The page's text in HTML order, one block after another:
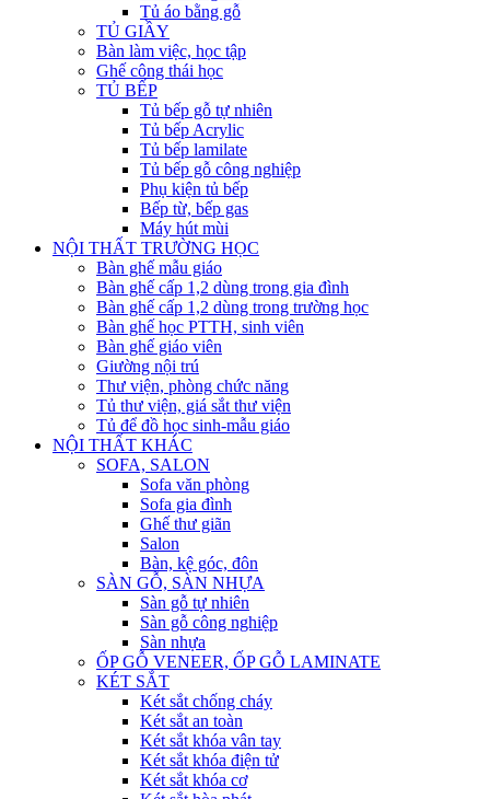
Tủ áo bằng gỗ
TỦ GIẦY
Bàn làm việc, học tập
Ghế công thái học
TỦ BẾP
Tủ bếp gỗ tự nhiên
Tủ bếp Acrylic
Tủ bếp lamilate
Tủ bếp gỗ công nghiệp
Phụ kiện tủ bếp
Bếp từ, bếp gas
Máy hút mùi
NỘI THẤT TRƯỜNG HỌC
Bàn ghế mẫu giáo
Bàn ghế cấp 1,2 dùng trong gia đình
Bàn ghế cấp 1,2 dùng trong trường học
Bàn ghế học PTTH, sinh viên
Bàn ghế giáo viên
Giường nội trú
Thư viện, phòng chức năng
Tủ thư viện, giá sắt thư viện
Tủ để đồ học sinh-mẫu giáo
NỘI THẤT KHÁC
SOFA, SALON
Sofa văn phòng
Sofa gia đình
Ghế thư giãn
Salon
Bàn, kệ góc, đôn
SÀN GỖ, SÀN NHỰA
Sàn gỗ tự nhiên
Sàn gỗ công nghiệp
Sàn nhựa
ỐP GỖ VENEER, ỐP GỖ LAMINATE
KÉT SẮT
Két sắt chống cháy
Két sắt an toàn
Két sắt khóa vân tay
Két sắt khóa điện tử
Két sắt khóa cơ